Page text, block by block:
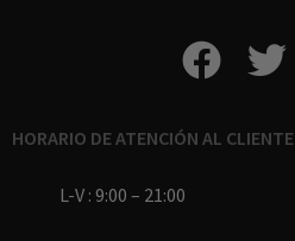
HORARIO DE ATENCIÓN AL CLIENTE
L-V : 9:00 – 21:00